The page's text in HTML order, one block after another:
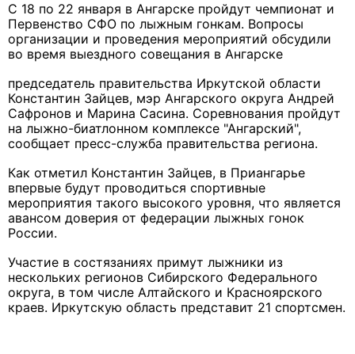
С 18 по 22 января в Ангарске пройдут чемпионат и
Первенство СФО по лыжным гонкам. Вопросы
организации и проведения мероприятий обсудили
во время выездного совещания в Ангарске
председатель правительства Иркутской области
Константин Зайцев, мэр Ангарского округа Андрей
Сафронов и Марина Сасина. Соревнования пройдут
на лыжно-биатлонном комплексе "Ангарский",
сообщает пресс-служба правительства региона.
Как отметил Константин Зайцев, в Приангарье
впервые будут проводиться спортивные
мероприятия такого высокого уровня, что является
авансом доверия от федерации лыжных гонок
России.
Участие в состязаниях примут лыжники из
нескольких регионов Сибирского Федерального
округа, в том числе Алтайского и Красноярского
краев. Иркутскую область представит 21 спортсмен.